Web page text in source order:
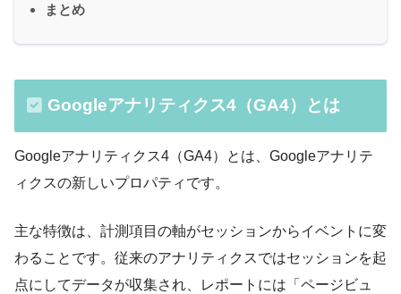
まとめ
Googleアナリティクス4（GA4）とは
Googleアナリティクス4（GA4）とは、Googleアナリテ
ィクスの新しいプロパティです。
主な特徴は、計測項目の軸がセッションからイベントに変
わることです。従来のアナリティクスではセッションを起
点にしてデータが収集され、レポートには「ページビュ